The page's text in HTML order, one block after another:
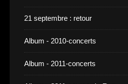
21 septembre : retour
Album - 2010-concerts
Album - 2011-concerts